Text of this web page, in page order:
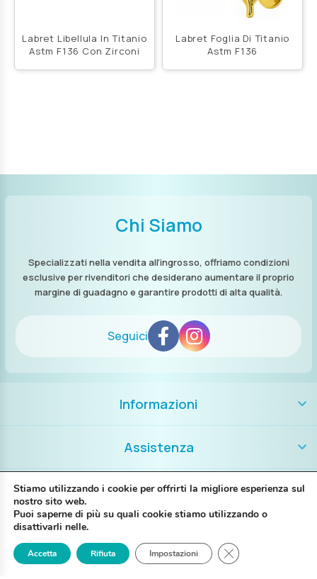
Login Registrati
Labret Libellula In Titanio
Astm F136 Con Zirconi
Labret Foglia Di Titanio
Astm F136
Chi Siamo
Specializzati nella vendita all’ingrosso, offriamo condizioni
esclusive per rivenditori che desiderano aumentare il proprio
margine di guadagno e garantire prodotti di alta qualità.
Seguici
Informazioni
Assistenza
Contatti
+39 389 8986018
P. IVA IT02697130397
Stiamo utilizzando i cookie per offrirti la migliore esperienza sul
nostro sito web.
Puoi saperne di più su quali cookie stiamo utilizzando o
disattivarli nelle.
Accetta Rifiuta Impostazioni Close GDPR